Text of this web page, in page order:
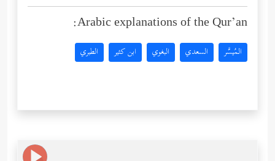
Arabic explanations of the Qur’an:
المُيسَّر السعدي البغوي ابن كثير الطبري